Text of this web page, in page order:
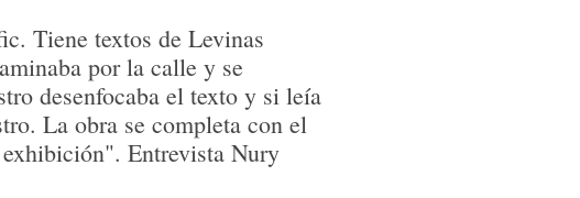
que esa primera identificación
la formación de yo, es
de la serie de
el yo. La Huella del Otro
necesita de la mirada
situados a 150 cm del suelo,
Tiene textos de Levinas
por la calle y se
desenfocaba el texto y si leía
La obra se completa con el
Entrevista Nury